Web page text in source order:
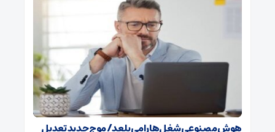
هوش مصنوعی شغل‌ها را می‌بلعد/ موج جدید تعدیل